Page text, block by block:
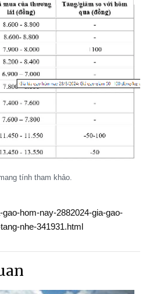
tính tham khảo.
hom-nay-2882024-gia-gao-
nhe-341931.html